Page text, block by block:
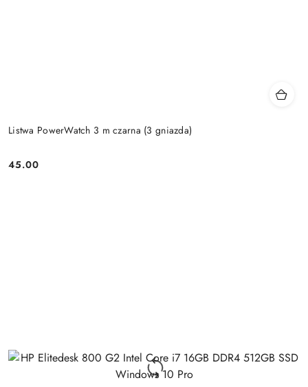
Listwa PowerWatch 3 m czarna (3 gniazda)
Price:
45.00